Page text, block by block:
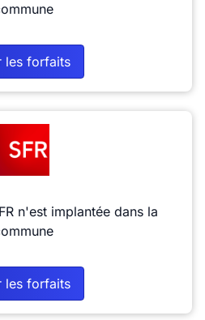
les forfaits
n'est implantée dans la
les forfaits